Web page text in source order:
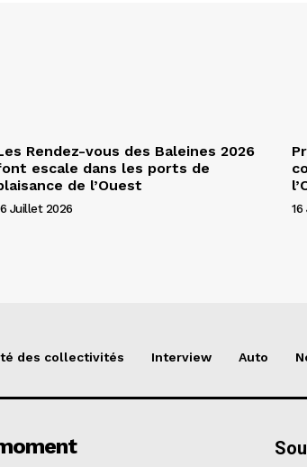
Rendez-vous des Baleines 2026
escale dans les ports de
de l’Ouest
Juillet 2026
des collectivités Interview Auto